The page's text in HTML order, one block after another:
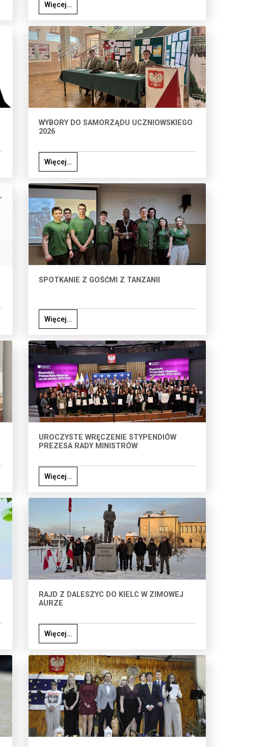
Więcej…
WYBORY DO SAMORZĄDU UCZNIOWSKIEGO
2026
Więcej…
SPOTKANIE Z GOŚĆMI Z TANZANII
Więcej…
UROCZYSTE WRĘCZENIE STYPENDIÓW
PREZESA RADY MINISTRÓW
Więcej…
RAJD Z DALESZYC DO KIELC W ZIMOWEJ
AURZE
Więcej…